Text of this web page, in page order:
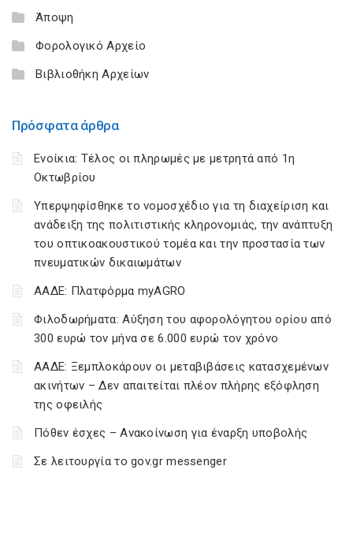
Άποψη
Φορολογικό Αρχείο
Βιβλιοθήκη Αρχείων
Πρόσφατα άρθρα
Ενοίκια: Τέλος οι πληρωμές με μετρητά από 1η
Οκτωβρίου
Υπερψηφίσθηκε το νομοσχέδιο για τη διαχείριση και
ανάδειξη της πολιτιστικής κληρονομιάς, την ανάπτυξη
του οπτικοακουστικού τομέα και την προστασία των
πνευματικών δικαιωμάτων
ΑΑΔΕ: Πλατφόρμα myAGRO
Φιλοδωρήματα: Αύξηση του αφορολόγητου ορίου από
300 ευρώ τον μήνα σε 6.000 ευρώ τον χρόνο
ΑΑΔΕ: Ξεμπλοκάρουν οι μεταβιβάσεις κατασχεμένων
ακινήτων – Δεν απαιτείται πλέον πλήρης εξόφληση
της οφειλής
Πόθεν έσχες – Ανακοίνωση για έναρξη υποβολής
Σε λειτουργία το gov.gr messenger